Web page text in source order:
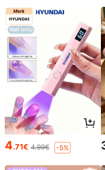
4.71€ 4.99€ -5%